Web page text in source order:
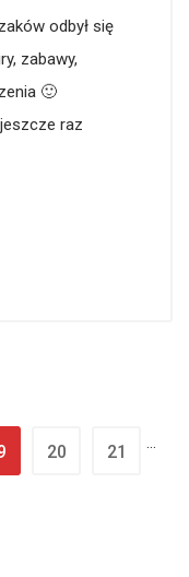
odbył się
zabawy,
🙂
raz
20 21 …